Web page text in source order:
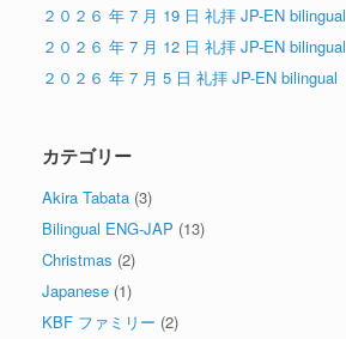
２０２６ 年 7 月 19 日 礼拝 JP-EN bilingual
２０２６ 年 7 月 12 日 礼拝 JP-EN bilingual
２０２６ 年 7 月 5 日 礼拝 JP-EN bilingual
カテゴリー
Akira Tabata (3)
Bilingual ENG-JAP (13)
Christmas (2)
Japanese (1)
KBF ファミリー (2)